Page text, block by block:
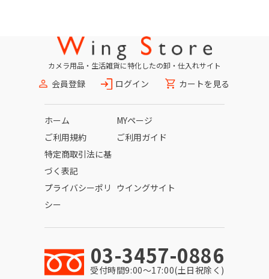
カメラ用品・生活雑貨に特化したの卸・仕入れサイト
会員登録 ログイン カートを見る
03-3457-0886
受付時間9:00〜17:00(土日祝除く)
ホーム
MYページ
ご利用規約
ご利用ガイド
特定商取引法に基
づく表記
プライバシーポリ
シー
ウイングサイト